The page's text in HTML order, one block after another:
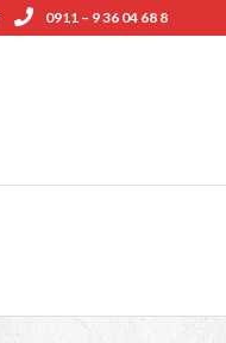
0911 – 9 36 04 68 8